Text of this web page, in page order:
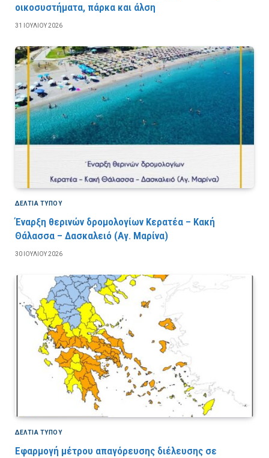
οικοσυστήματα, πάρκα και άλση
31 ΙΟΥΛΊΟΥ 2026
ΔΕΛΤΙΑ ΤΥΠΟΥ
Έναρξη θερινών δρομολογίων Κερατέα – Κακή
Θάλασσα – Δασκαλειό (Αγ. Μαρίνα)
30 ΙΟΥΛΊΟΥ 2026
ΔΕΛΤΙΑ ΤΥΠΟΥ
Εφαρμογή μέτρου απαγόρευσης διέλευσης σε